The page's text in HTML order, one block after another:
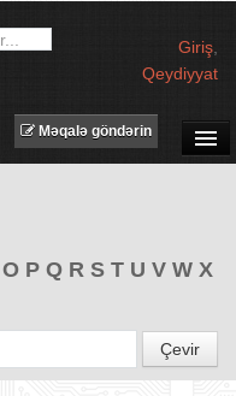
Giriş
Qeydiyyat
TƏDBİRLƏR
PROQRAMLAR
Məqalə göndərin
O P Q R S T U V W X
Çevir